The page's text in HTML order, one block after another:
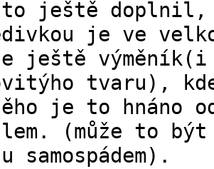
to ještě doplnil,
je ve
ještě výměník(i
tvaru),
je to hnáno
(může to
samospádem).